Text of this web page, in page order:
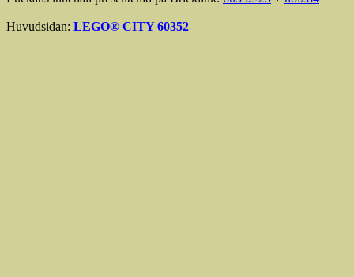
Huvudsidan: LEGO® CITY 60352